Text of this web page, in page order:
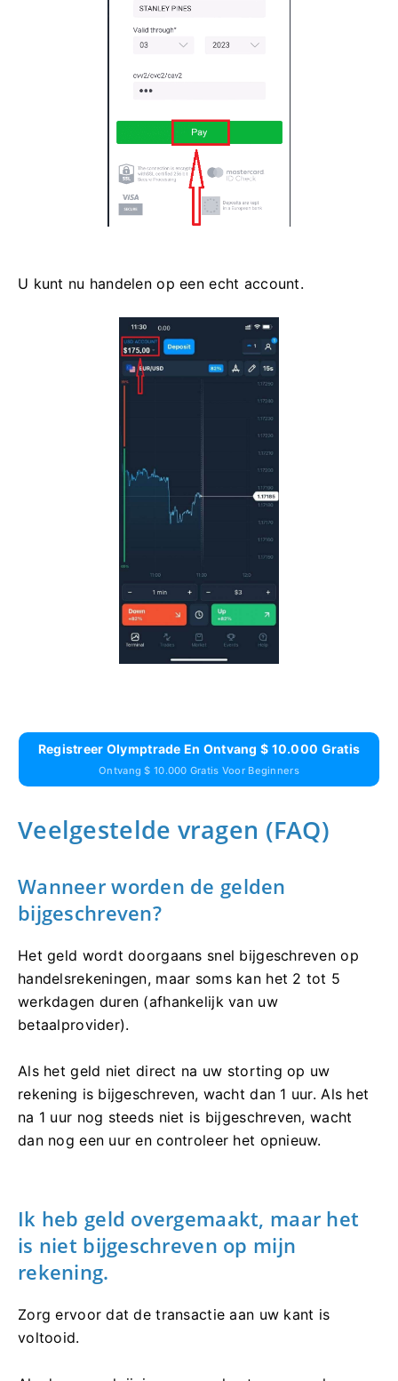
U kunt nu handelen op een echt account.
Registreer Olymptrade En Ontvang $ 10.000 Gratis
Ontvang $ 10.000 Gratis Voor Beginners
Veelgestelde vragen (FAQ)
Wanneer worden de gelden
bijgeschreven?
Het geld wordt doorgaans snel bijgeschreven op
handelsrekeningen, maar soms kan het 2 tot 5
werkdagen duren (afhankelijk van uw
betaalprovider).
Als het geld niet direct na uw storting op uw
rekening is bijgeschreven, wacht dan 1 uur. Als het
na 1 uur nog steeds niet is bijgeschreven, wacht
dan nog een uur en controleer het opnieuw.
Ik heb geld overgemaakt, maar het
is niet bijgeschreven op mijn
rekening.
Zorg ervoor dat de transactie aan uw kant is
voltooid.